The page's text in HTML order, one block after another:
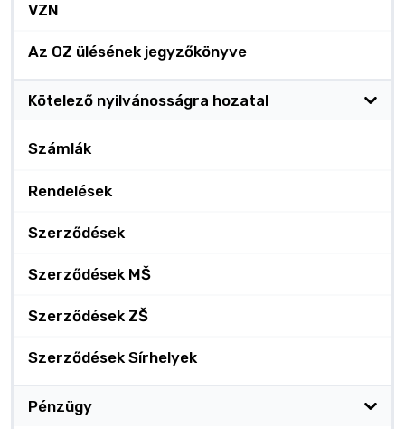
VZN
Az OZ ülésének jegyzőkönyve
Kötelező nyilvánosságra hozatal
Számlák
Rendelések
Szerződések
Szerződések MŠ
Szerződések ZŠ
Szerződések Sírhelyek
Pénzügy